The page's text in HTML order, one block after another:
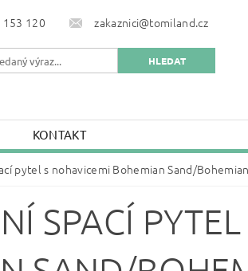
120 zakaznici@tomiland.cz
KONTAKT
pytel s nohavicemi Bohemian Sand/
SPACÍ